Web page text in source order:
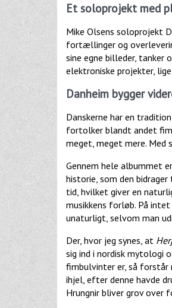
Et soloprojekt med
Mike Olsens soloprojekt
fortællinger og
sine egne billeder,
elektroniske projekter,
Danheim bygger
Danskerne har en
fortolker blandt andet
meget, meget mere.
Gennem hele albummet
historie, som den
tid, hvilket giver en
musikkens forløb. På
unaturligt, selvom man
Der, hvor jeg synes, at
sig ind i nordisk mytologi
fimbulvinter er, så forstår
ihjel, efter denne havde
Hrungnir bliver grov over